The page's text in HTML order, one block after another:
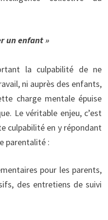
un enfant »
la culpabilité de ne
ni auprès des enfants,
charge mentale épuise
Le véritable enjeu, c’est
culpabilité en y répondant
parentalité :
pour les parents,
des entretiens de suivi